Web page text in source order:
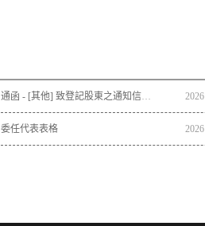
通函 - [其他] 致登記股東之通知信函及回條 - 通函連同股東週年大會通告及代表委任表格之發佈通知 2026
委任代表表格 2026